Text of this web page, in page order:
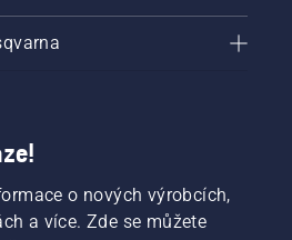
o nových výrobcích,
a více. Zde se můžete